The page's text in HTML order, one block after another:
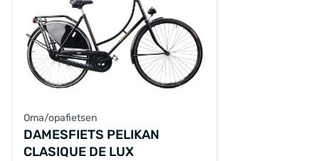
Oma/opafietsen
DAMESFIETS PELIKAN
CLASIQUE DE LUX